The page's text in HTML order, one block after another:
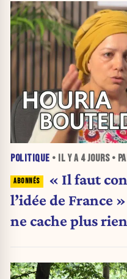
POLITIQUE • IL Y A 4 JOURS•
« Il faut
l’idée de France
ne cache plus